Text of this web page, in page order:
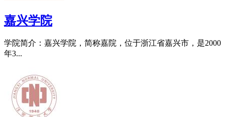
嘉兴学院
学院简介：嘉兴学院，简称嘉院，位于浙江省嘉兴市，是2000
年3...